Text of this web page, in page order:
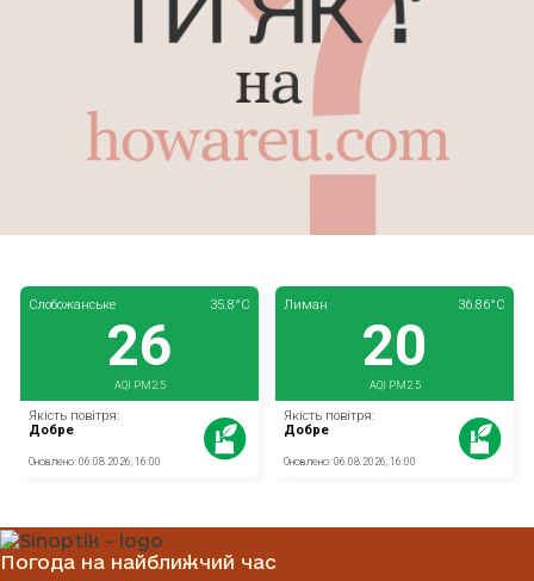
Погода на найближчий час